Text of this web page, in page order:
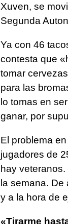
Xuven, se
Segunda
Ya con 46
contesta que
tomar
para las
lo tomas en
ganar, por
El problema
jugadores de
hay
la semana. De
y a la hora de
«Tirarme